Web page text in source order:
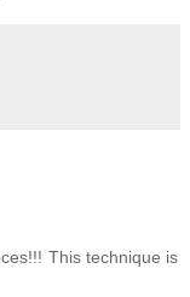
This technique is